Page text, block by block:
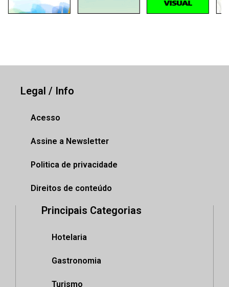
Legal / Info
Acesso
Assine a Newsletter
Politica de privacidade
Direitos de conteúdo
Principais Categorias
Hotelaria
Gastronomia
Turismo